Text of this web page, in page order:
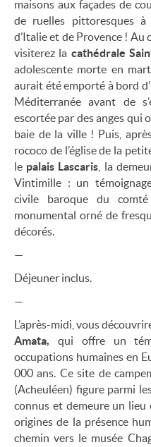
maisons aux façades de
de ruelles pittoresques à
d’Italie et de Provence ! Au
visiterez la cathédrale
adolescente morte en
aurait été emporté à bord
Méditerranée avant de
escortée par des anges qui
baie de la ville ! Puis,
rococo de l’église de la
le palais Lascaris , la
Vintimille : un
civile baroque du
monumental orné de
décorés.
—
Déjeuner inclus.
—
L’après-midi, vous
Amata, qui offre un
occupations humaines en
000 ans. Ce site de
(Acheuléen) figure parmi
connus et demeure un lieu
origines de la présence
chemin vers le musée